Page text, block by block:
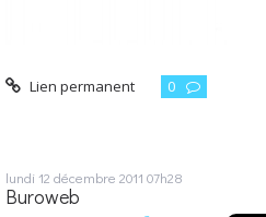
Lien permanent 0
lundi 12 décembre 2011 07h28
Buroweb